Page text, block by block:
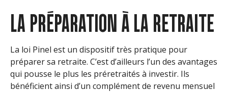
LA PRÉPARATION À LA RETRAITE
La loi Pinel est un dispositif très pratique pour
préparer sa retraite. C’est d’ailleurs l’un des avantages
qui pousse le plus les préretraités à investir. Ils
bénéficient ainsi d’un complément de revenu mensuel